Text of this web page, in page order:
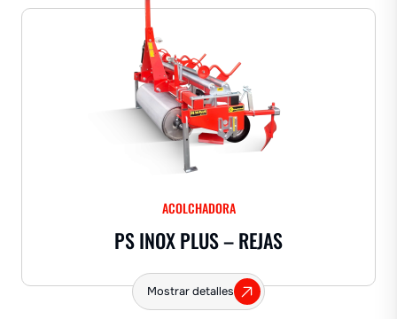
ACOLCHADORA
PS INOX PLUS – REJAS
Mostrar detalles